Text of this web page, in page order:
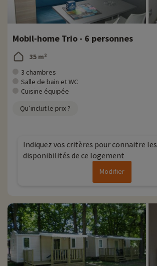
Mobil-home Trio - 6 personnes
35 m²
3 chambres
Salle de bain et WC
Cuisine équipée
Qu’inclut le prix ?
Indiquez vos critères pour connaitre les
disponibilités de ce logement
Modifier